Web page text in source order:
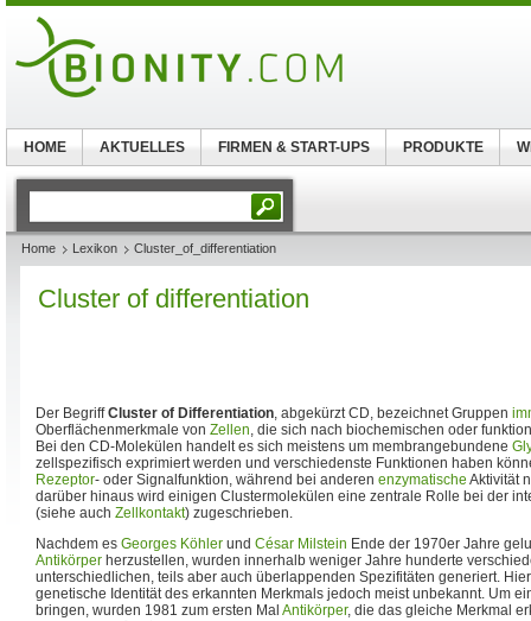
Home Lexikon Cluster_of_differentiation
Cluster of differentiation
Der BegriffCluster of Differentiation, abgekürzt CD, bezeichnet Gruppen
Oberflächenmerkmale von Zellen, die sich nach biochemischen oder
Bei den CD-Molekülen handelt es sich meistens um membrangebundene
zellspezifisch exprimiert werden und verschiedenste Funktionen haben
Rezeptor- oder Signalfunktion, während bei anderen enzymatische Aktivität
darüber hinaus wird einigen Clustermolekülen eine zentrale Rolle bei der
(siehe auch Zellkontakt) zugeschrieben.
Nachdem es Georges Köhler und César Milstein Ende der 1970er Jahre
Antikörper herzustellen, wurden innerhalb weniger Jahre hunderte
unterschiedlichen, teils aber auch überlappenden Spezifitäten generiert.
genetische Identität des erkannten Merkmals jedoch meist unbekannt. Um
bringen, wurden 1981 zum ersten Mal Antikörper, die das gleiche Merkmal
HOME AKTUELLES FIRMEN & START-UPS PRODUKTE